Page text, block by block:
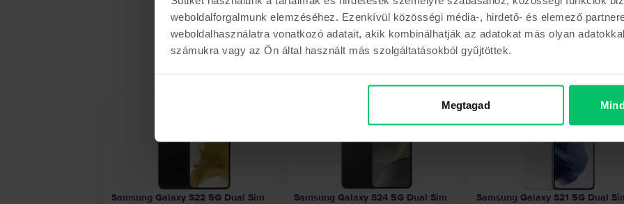
weboldalforgalmunk elemzéséhez. Ezenkívül közösségi média-, hirdető- és elemező
weboldalhasználatra vonatkozó adatait, akik kombinálhatják az adatokat más olyan
számukra vagy az Ön által használt más szolgáltatásokból gyűjtöttek.
Megtagad
Hasonló termékek
Samsung Galaxy S22 5G Dual Sim
Samsung Galaxy S24 5G Dual Sim
Az utolsó a
Samsung Galaxy S21 5G Dual